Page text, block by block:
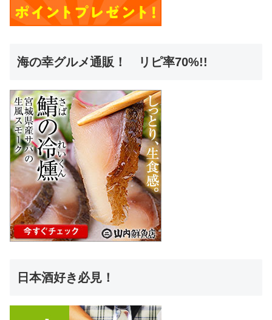
海の幸グルメ通販！ リピ率70%!!
日本酒好き必見！